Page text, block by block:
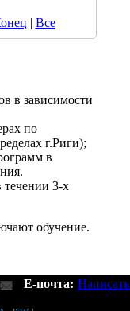
| Все
в зависимости
по
г.Риги);
в
течении 3-х
обучение.
E-почта: Написать